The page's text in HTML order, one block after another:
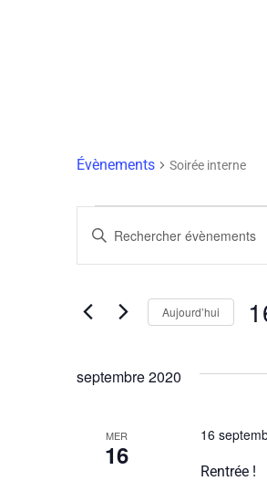
Évènements Soirée interne
Recherche
Et
Navigation
De
Vues
Évènements
Saisir
mot-
Rechercher
mot-
Aujourd’hui
septembre 2020
MER
16
Rentrée !
16